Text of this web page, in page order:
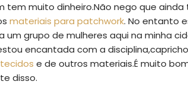
muito dinheiro.Não nego que
materiais para patchwork. No entanto
grupo de mulheres aqui na minha
encantada com a
e de outros materiais.É muito
disso.